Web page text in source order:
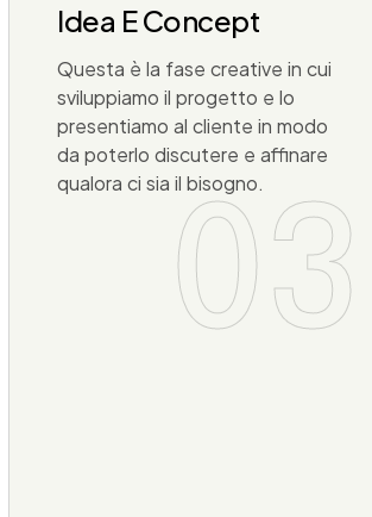
Idea E Concept
Questa è la fase creative in cui
sviluppiamo il progetto e lo
presentiamo al cliente in modo
da poterlo discutere e affinare
qualora ci sia il bisogno.
03